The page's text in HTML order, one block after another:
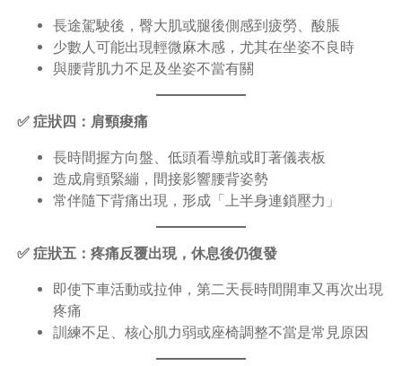
長途駕駛後，臀大肌或腿後側感到疲勞、酸脹
少數人可能出現輕微麻木感，尤其在坐姿不良時
與腰背肌力不足及坐姿不當有關
✅ 症狀四：肩頸痠痛
長時間握方向盤、低頭看導航或盯著儀表板
造成肩頸緊繃，間接影響腰背姿勢
常伴隨下背痛出現，形成「上半身連鎖壓力」
✅ 症狀五：疼痛反覆出現，休息後仍復發
即使下車活動或拉伸，第二天長時間開車又再次出現
疼痛
訓練不足、核心肌力弱或座椅調整不當是常見原因